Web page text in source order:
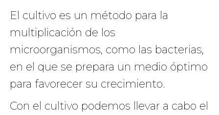
El cultivo es un método para la
multiplicación de los
microorganismos, como las bacterias,
en el que se prepara un medio óptimo
para favorecer su crecimiento.
Con el cultivo podemos llevar a cabo el